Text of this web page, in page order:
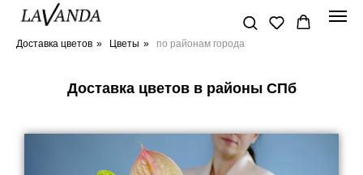
Доставка цветов » Цветы » по районам города
Доставка цветов в районы СПб